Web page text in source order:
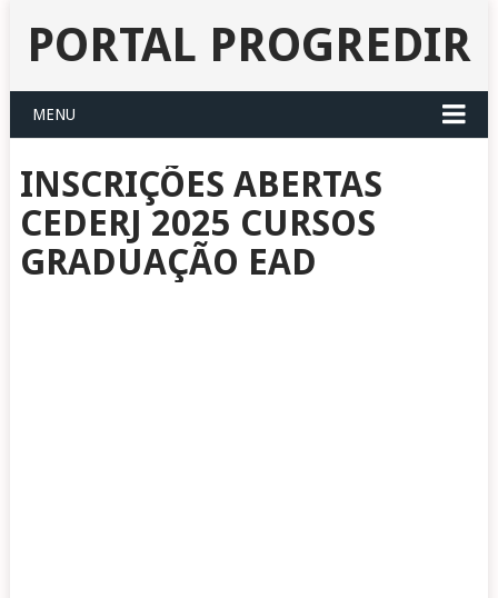
PORTAL PROGREDIR
MENU
INSCRIÇÕES ABERTAS
CEDERJ 2025 CURSOS
GRADUAÇÃO EAD